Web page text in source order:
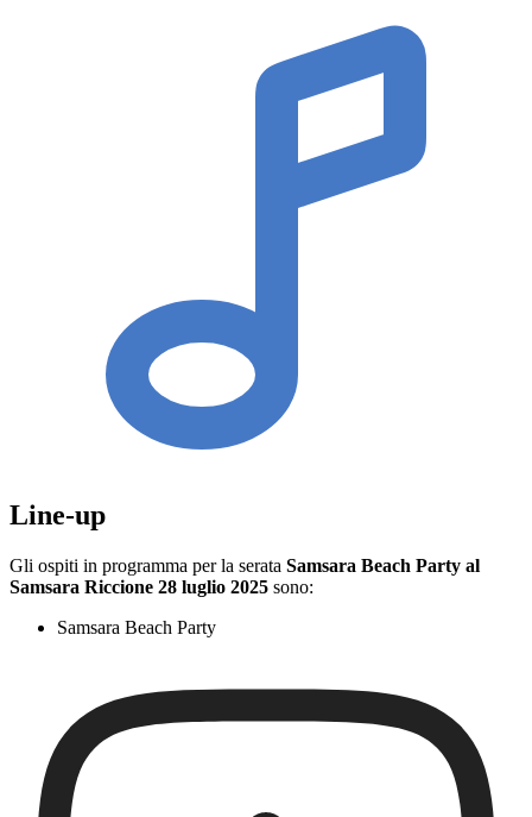
Line-up
Gli ospiti in programma per la serata Samsara Beach Party al
Samsara Riccione 28 luglio 2025 sono:
Samsara Beach Party